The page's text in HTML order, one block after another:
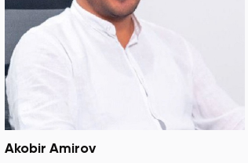
Akobir Amirov